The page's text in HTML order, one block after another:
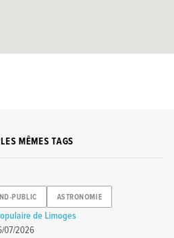
MÊMES TAGS
PUBLIC ASTRONOMIE
de Limoges
07/2026